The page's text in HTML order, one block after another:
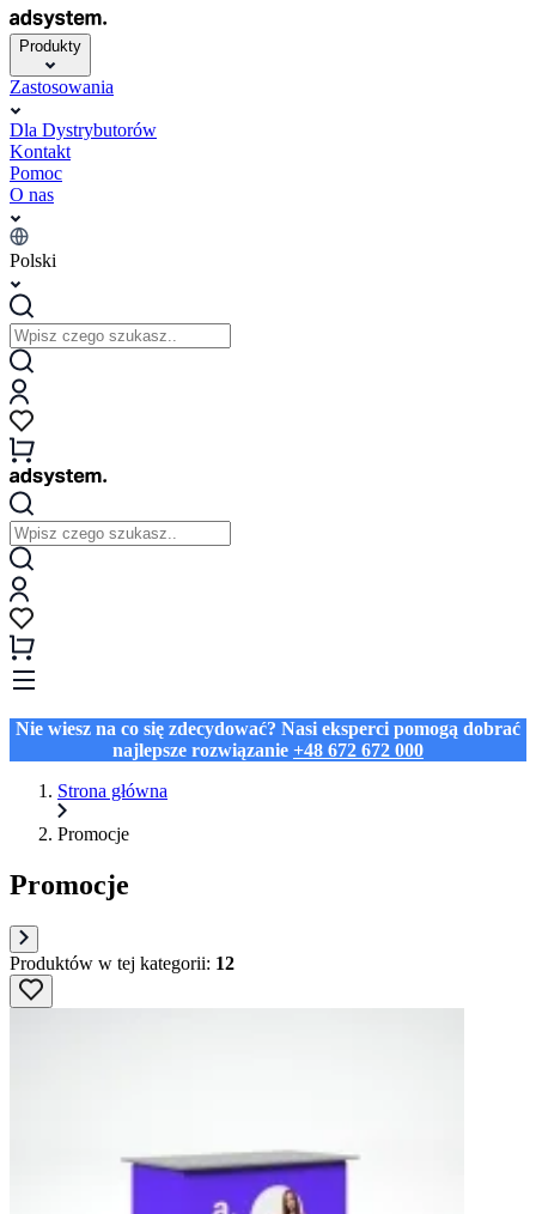
Produkty
Zastosowania
Dla Dystrybutorów
Kontakt
Pomoc
O nas
Polski
Nie wiesz na co się zdecydować? Nasi eksperci pomogą dobrać
najlepsze rozwiązanie +48 672 672 000
Strona główna
Promocje
Promocje
Produktów w tej kategorii: 12